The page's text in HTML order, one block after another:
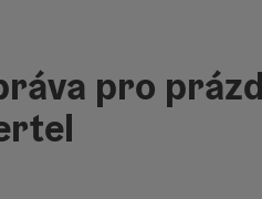
pro